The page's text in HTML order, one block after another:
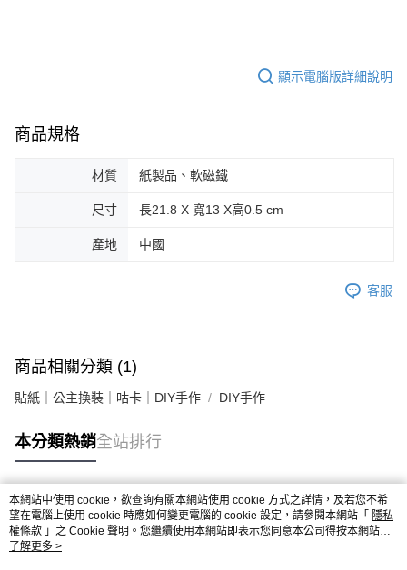
顯示電腦版詳細說明
商品規格
材質 紙製品、軟磁鐵
尺寸 長21.8 X 寬13 X高0.5 cm
產地 中國
客服
商品相關分類 (1)
貼紙｜公主換裝｜咕卡｜DIY手作 DIY手作
本分類熱銷全站排行
熱門標籤
本網站中使用 cookie，欲查詢有關本網站使用 cookie 方式之詳情，及若您不希
望在電腦上使用 cookie 時應如何變更電腦的 cookie 設定，請參閱本網站「 隱私
權條款 」之 Cookie 聲明。您繼續使用本網站即表示您同意本公司得按本網站使
用條款之 Cookie 聲明使用 cookie。
了解更多 >